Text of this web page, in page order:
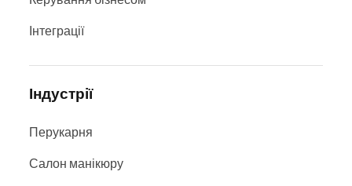
Інтеграції
Індустрії
Перукарня
Салон манікюру